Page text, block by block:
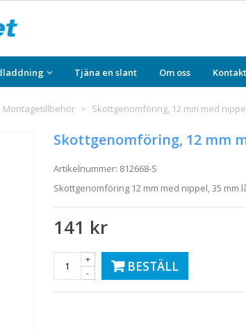
Tjäna en slant Om oss Kontakt
Montagetillbehör > Skottgenomföring, 12 mm med
Skottgenomföring, 12 mm
Artikelnummer: 812668-S
Skottgenomföring 12 mm med nippel, 35 mm
141 kr
-
+ BESTÄLL